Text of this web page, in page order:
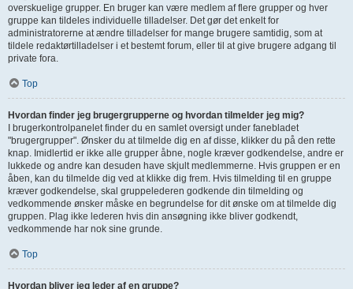
overskuelige grupper. En bruger kan være medlem af flere grupper og hver
gruppe kan tildeles individuelle tilladelser. Det gør det enkelt for
administratorerne at ændre tilladelser for mange brugere samtidig, som at
tildele redaktørtilladelser i et bestemt forum, eller til at give brugere adgang til
private fora.
Top
Hvordan finder jeg brugergrupperne og hvordan tilmelder jeg mig?
I brugerkontrolpanelet finder du en samlet oversigt under fanebladet
"brugergrupper". Ønsker du at tilmelde dig en af disse, klikker du på den rette
knap. Imidlertid er ikke alle grupper åbne, nogle kræver godkendelse, andre er
lukkede og andre kan desuden have skjult medlemmerne. Hvis gruppen er en
åben, kan du tilmelde dig ved at klikke dig frem. Hvis tilmelding til en gruppe
kræver godkendelse, skal gruppelederen godkende din tilmelding og
vedkommende ønsker måske en begrundelse for dit ønske om at tilmelde dig
gruppen. Plag ikke lederen hvis din ansøgning ikke bliver godkendt,
vedkommende har nok sine grunde.
Top
Hvordan bliver jeg leder af en gruppe?